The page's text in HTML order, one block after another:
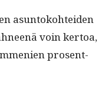
asun­toko­htei­den
voin ker­toa,
pros­ent­